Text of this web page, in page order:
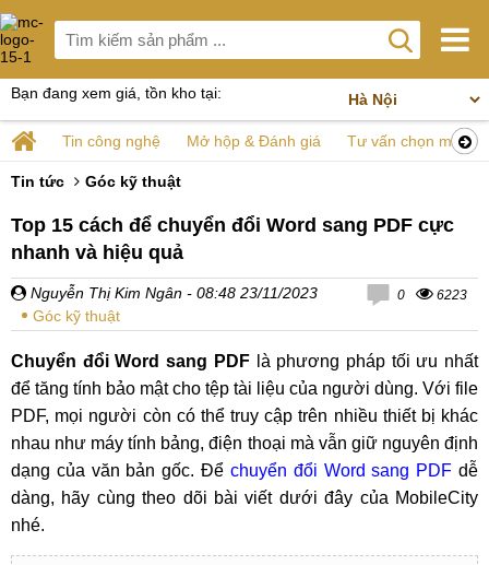
Bạn đang xem giá, tồn kho tại:
Tin công nghệ Mở hộp & Đánh giá Tư vấn chọn mua
Tin tức Góc kỹ thuật
Top 15 cách để chuyển đổi Word sang PDF cực
nhanh và hiệu quả
Nguyễn Thị Kim Ngân - 08:48 23/11/2023
Góc kỹ thuật
0 6223
Chuyển đổi Word sang PDFlà phương pháp tối ưu nhất
để tăng tính bảo mật cho tệp tài liệu của người dùng. Với file
PDF, mọi người còn có thể truy cập trên nhiều thiết bị khác
nhau như máy tính bảng, điện thoại mà vẫn giữ nguyên định
dạng của văn bản gốc. Để chuyển đổi Word sang PDF dễ
dàng, hãy cùng theo dõi bài viết dưới đây của MobileCity
nhé.